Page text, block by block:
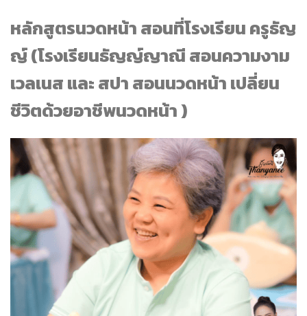
หลักสูตรนวดหน้า สอนที่โรงเรียน ครูธัญ
ญ์ (โรงเรียนธัญญ์ญาณี สอนความงาม
เวลเนส และ สปา สอนนวดหน้า เปลี่ยน
ชีวิตด้วยอาชีพนวดหน้า )